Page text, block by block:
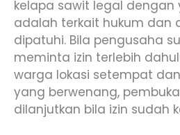
kelapa sawit legal dengan
adalah terkait hukum dan
dipatuhi. Bila pengusaha
meminta izin terlebih
warga lokasi setempat
yang berwenang,
dilanjutkan bila izin sudah